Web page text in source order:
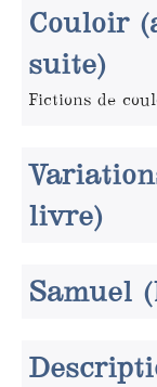
Couloir
suite)
Fictions de
livre)
Samuel